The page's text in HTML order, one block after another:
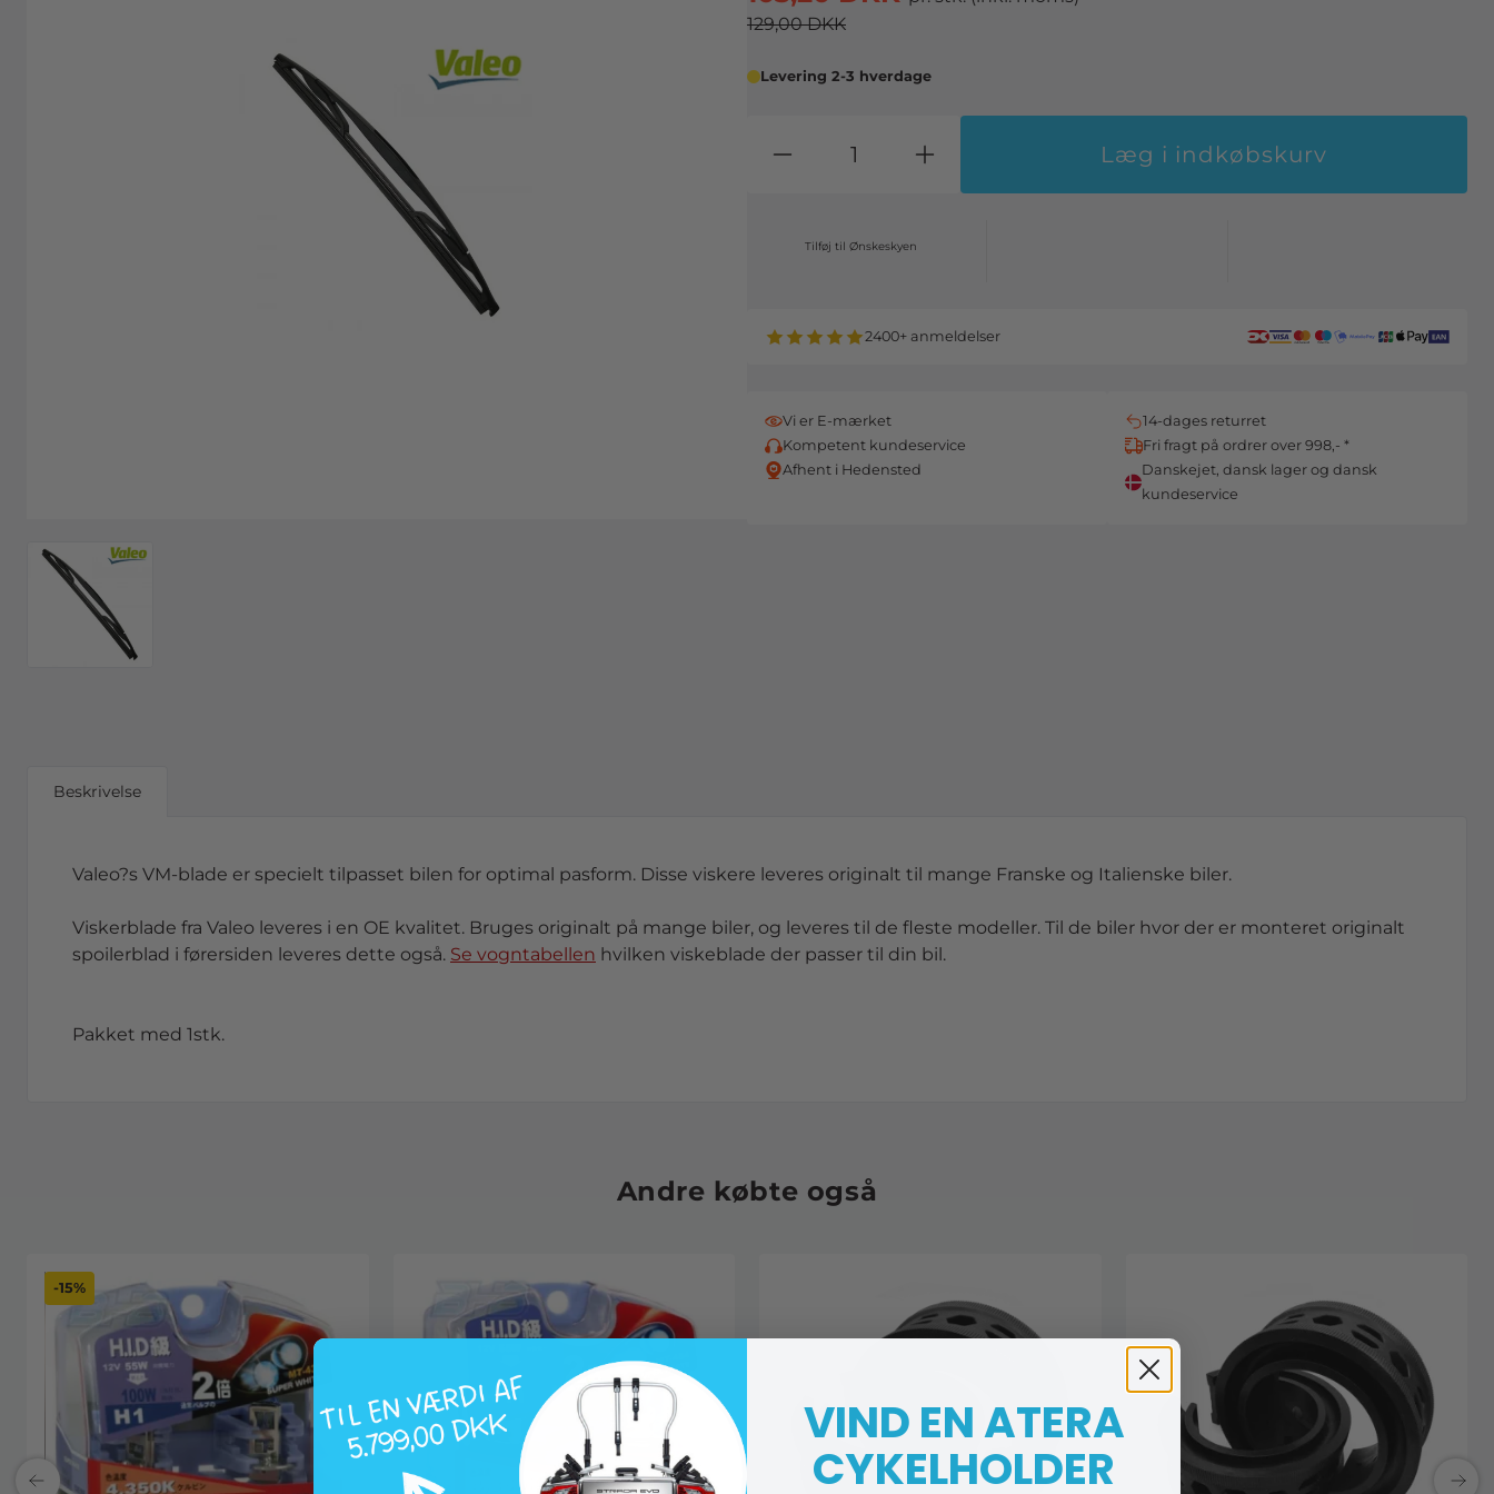
129,00 DKK
Levering 2-3 hverdage
Læg i indkøbskurv
Tilføj til Ønskeskyen
2400+ anmeldelser
Vi er E-mærket
Kompetent kundeservice
Afhent i Hedensted
14-dages returret
Fri fragt på ordrer over 998,- *
Danskejet, dansk lager og dansk
kundeservice
Beskrivelse
Valeo?s VM-blade er specielt tilpasset bilen for optimal pasform. Disse viskere leveres originalt til mange Franske og Italienske biler.
Viskerblade fra Valeo leveres i en OE kvalitet. Bruges originalt på mange biler, og leveres til de fleste modeller. Til de biler hvor der er monteret originalt
spoilerblad i førersiden leveres dette også. Se vogntabellen hvilken viskeblade der passer til din bil.
Pakket med 1stk.
Andre købte også
-15%
VIND EN ATERA
CYKELHOLDER